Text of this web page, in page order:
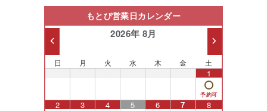
もとび営業日カレンダー
2026年 8月
日 月 火 水 木 金 土
1
2 3 4 5 6 7 8